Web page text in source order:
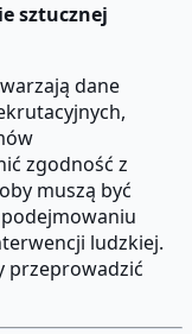
sztucznej
dane
zgodność z
muszą być
ludzkiej.
przeprowadzić